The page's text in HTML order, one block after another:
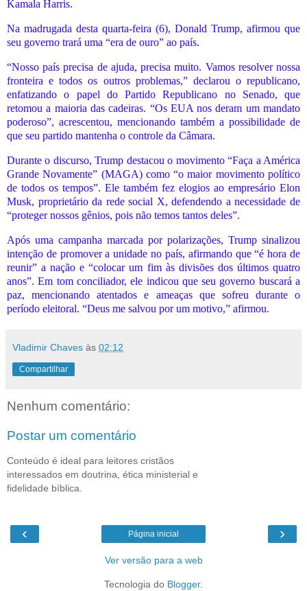
Kamala Harris.
Na madrugada desta quarta-feira (6), Donald Trump, afirmou que
seu governo trará uma “era de ouro” ao país.
“Nosso país precisa de ajuda, precisa muito. Vamos resolver nossa
fronteira e todos os outros problemas,” declarou o republicano,
enfatizando o papel do Partido Republicano no Senado, que
retomou a maioria das cadeiras. “Os EUA nos deram um mandato
poderoso”, acrescentou, mencionando também a possibilidade de
que seu partido mantenha o controle da Câmara.
Durante o discurso, Trump destacou o movimento “Faça a América
Grande Novamente” (MAGA) como “o maior movimento político
de todos os tempos”. Ele também fez elogios ao empresário Elon
Musk, proprietário da rede social X, defendendo a necessidade de
“proteger nossos gênios, pois não temos tantos deles”.
Após uma campanha marcada por polarizações, Trump sinalizou
intenção de promover a unidade no país, afirmando que “é hora de
reunir” a nação e “colocar um fim às divisões dos últimos quatro
anos”. Em tom conciliador, ele indicou que seu governo buscará a
paz, mencionando atentados e ameaças que sofreu durante o
período eleitoral. “Deus me salvou por um motivo,” afirmou.
Vladimir Chaves às 02:12
Compartilhar
Nenhum comentário:
Postar um comentário
Conteúdo é ideal para leitores cristãos
interessados em doutrina, ética ministerial e
fidelidade bíblica.
‹ ›
Página inicial
Ver versão para a web
Tecnologia do Blogger.